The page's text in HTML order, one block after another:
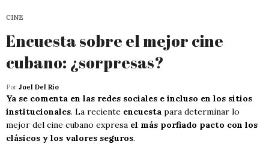
CINE
Encuesta sobre el mejor cine
cubano: ¿sorpresas?
Por Joel Del Río
Ya se comenta en las redes sociales e incluso en los sitios
institucionales. La reciente encuesta para determinar lo
mejor del cine cubano expresa el más porfiado pacto con los
clásicos y los valores seguros.